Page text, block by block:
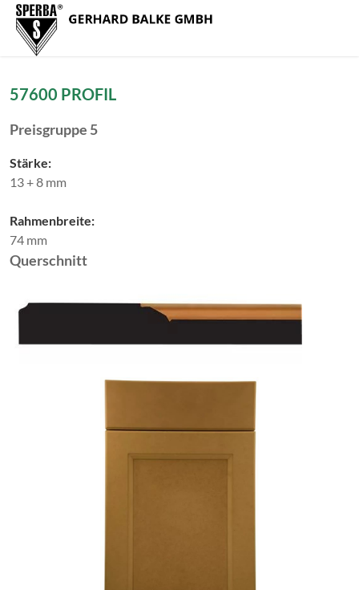
Zum Menü springen
Zur Funktionsleiste springen
Zum Inhalt springen
57600 PROFIL
Preisgruppe 5
Stärke:
13 + 8 mm
Rahmenbreite:
74 mm
Querschnitt